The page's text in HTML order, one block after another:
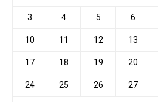
3 4 5 6
10 11 12 13
17 18 19 20
24 25 26 27